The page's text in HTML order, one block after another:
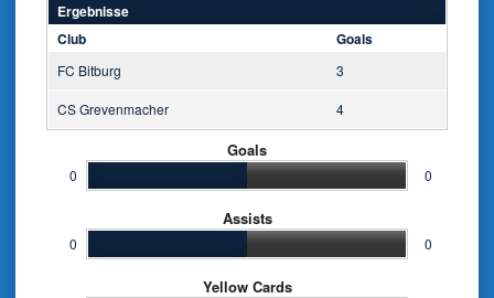
Ergebnisse
Club
Goals
FC Bitburg 3
CS Grevenmacher 4
Goals
0 0
Assists
0 0
Yellow Cards